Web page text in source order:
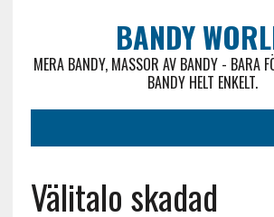
BANDY
MERA BANDY, MASSOR AV BANDY - BARA
BANDY HELT ENKELT.
Välitalo skadad